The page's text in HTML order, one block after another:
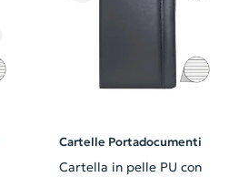
Cartelle Portadocumenti
Cartella in pelle PU con